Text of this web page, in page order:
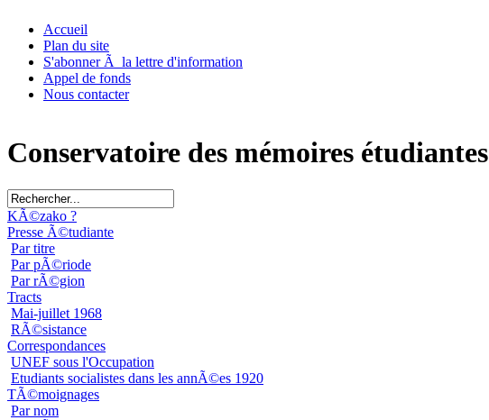
Accueil
Plan du site
S'abonner Ã la lettre d'information
Appel de fonds
Nous contacter
Conservatoire des mémoires étudiantes
KÃ©zako ?
Presse Ã©tudiante
Par titre
Par pÃ©riode
Par rÃ©gion
Tracts
Mai-juillet 1968
RÃ©sistance
Correspondances
UNEF sous l'Occupation
Etudiants socialistes dans les annÃ©es 1920
TÃ©moignages
Par nom